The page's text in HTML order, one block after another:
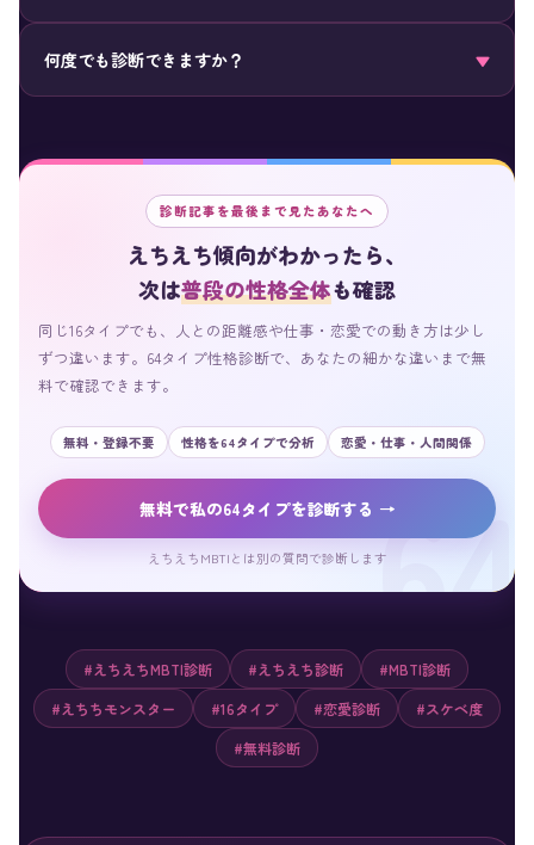
回答はブラウザ上で処理されるのみで、外部サーバーへの送
何度でも診断できますか？ ▼
もらったり、違う気分のときに試したりするのも楽しいです♡
診断記事を最後まで見たあなたへ
えちえち傾向がわかったら、
次は普段の性格全体も確認
同じ16タイプでも、人との距離感や仕事・恋愛での動き方は少し
ずつ違います。64タイプ性格診断で、あなたの細かな違いまで無
料で確認できます。
無料・登録不要 性格を64タイプで分析 恋愛・仕事・人間関係
無料で私の64タイプを診断する →
えちえちMBTIとは別の質問で診断します
#えちえちMBTI診断 #えちえち診断
#MBTI診断
#えちちモンスター
#16タイプ #恋愛診断
#スケベ度
#無料診断